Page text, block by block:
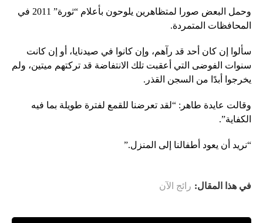
وحمل البعض صورا لمتظاهرين يلوحون بأعلام “ثورة” 2011 في
المحافظات المتمردة.
سألوا إن كان أحد قد رآهم، وإن كانوا في صيدنايا، أو إن كانت
سنوات الفوضى التي أعقبت تلك الانتفاضة قد تركتهم ميتين، ولم
يخرجوا أبدًا من السجن القذر.
وقالت عايدة طاهر: “لقد تعرضنا للقمع لفترة طويلة بما فيه
الكفاية”.
“نريد أن يعود أطفالنا إلى المنزل.”
في هذا المقال: رائج الآن